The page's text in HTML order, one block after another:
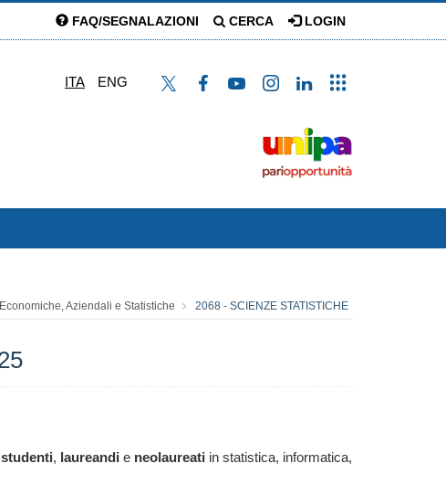
FAQ/SEGNALAZIONI CERCA LOGIN
ITA ENG
Aziendali e Statistiche 2068 - SCIENZE STATISTICHE
studenti, laureandi e neolaureati in statistica, informatica,